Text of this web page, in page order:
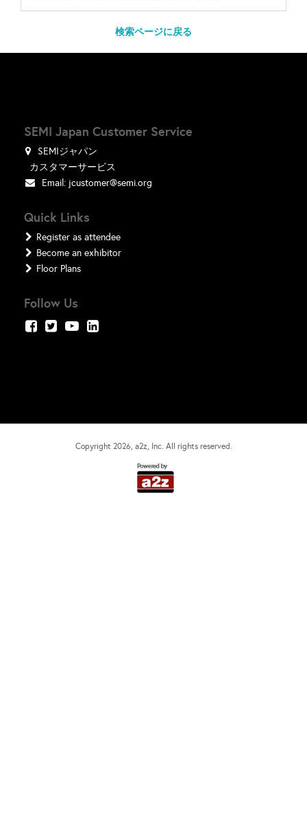
検索ページに戻る
SEMI Japan Customer Service
SEMIジャパン
カスタマーサービス
Email: jcustomer@semi.org
Quick Links
Register as attendee
Become an exhibitor
Floor Plans
Follow Us
Copyright 2026, a2z, Inc. All rights reserved.